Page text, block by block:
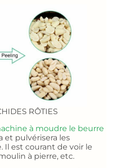
RÔTIES
à moudre le beurre
et pulvérisera les
Il est courant de voir le
à pierre, etc.